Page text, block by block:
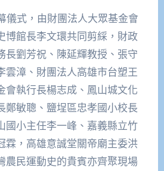
儀式，由財團法人大眾基金會
博館長李文環共同剪綵，財政
長劉芳祝、陳延輝教授、張守
雲漳、財團法人高雄市台塑王
會執行長楊志成、鳳山城文化
鄭敏聰、鹽埕區忠孝國小校長
國小主任李一峰、嘉義縣立竹
霖，高雄意誠堂關帝廟主委洪
農民運動史的貴賓亦齊聚現場